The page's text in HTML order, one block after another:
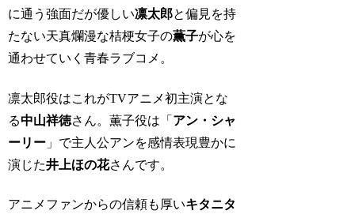
に通う強面だが優しい凛太郎と偏見を持
たない天真爛漫な桔梗女子の薫子が心を
通わせていく青春ラブコメ。
凛太郎役はこれがTVアニメ初主演とな
る中山祥徳さん。薫子役は「 アン・シャ
ーリー 」で主人公アンを感情表現豊かに
演じた井上ほの花さんです。
アニメファンからの信頼も厚いキタニタ